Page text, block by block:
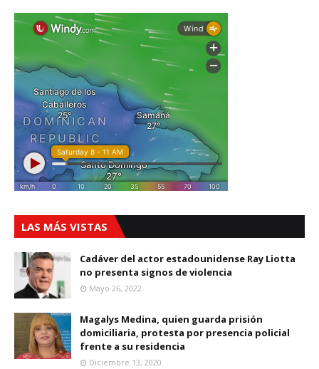
LAS MÁS VISTAS
Cadáver del actor estadounidense Ray Liotta
no presenta signos de violencia
Mayo 26, 2022
Magalys Medina, quien guarda prisión
domiciliaria, protesta por presencia policial
frente a su residencia
Diciembre 13, 2020